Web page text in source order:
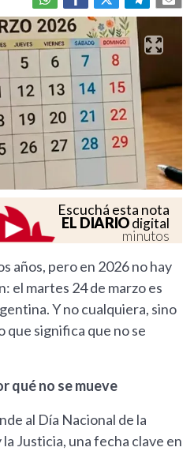
Escuchá esta nota
EL DIARIOdigital
minutos
años, pero en 2026 no hay
el martes 24 de marzo es
Y no cualquiera, sino
que significa que no se
qué no se mueve
al Día Nacional de la
Justicia, una fecha clave en